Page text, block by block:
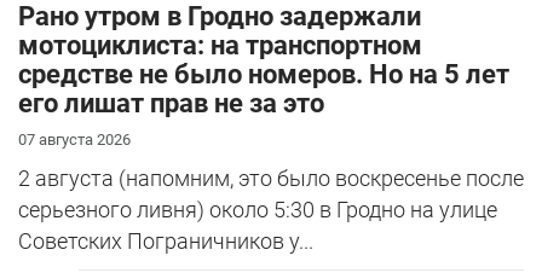
Рано утром в Гродно задержали
мотоциклиста: на транспортном
средстве не было номеров. Но на 5 лет
его лишат прав не за это
07 августа 2026
2 августа (напомним, это было воскресенье после
серьезного ливня) около 5:30 в Гродно на улице
Советских Пограничников у...